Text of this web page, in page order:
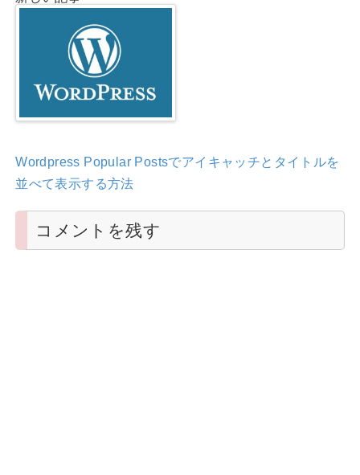
Wordpress Popular Postsでアイキャッチとタイトルを
並べて表示する方法
コメントを残す